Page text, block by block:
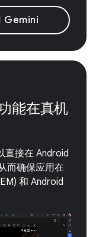
Gemini
能在真机
直接在 Android
而确保应用在
和 Android